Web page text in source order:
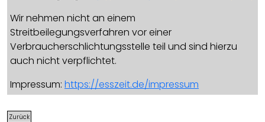
Wir nehmen nicht an einem
Streitbeilegungsverfahren vor einer
Verbraucherschlichtungsstelle teil und sind hierzu
auch nicht verpflichtet.
Impressum: https://esszeit.de/impressum
Zurück